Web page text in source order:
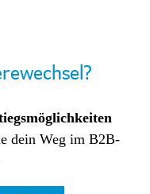
dein Weg im B2B-